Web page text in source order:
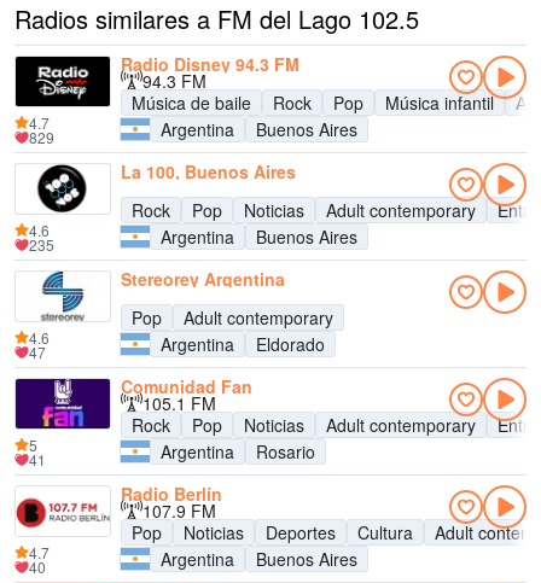
Radios similares a FM del Lago 102.5
Radio Disney 94.3 FM
94.3 FM
Música de baile
Rock Pop Música infantil
Argentina
Buenos Aires
4.7
829
La 100, Buenos Aires
Rock
Pop Noticias Adult contemporary
Argentina
Buenos Aires
4.6
235
Stereorey Argentina
Pop
Adult contemporary
Argentina
Eldorado
4.6
47
Comunidad Fan
105.1 FM
Rock
Pop Noticias Adult contemporary
Argentina
Rosario
5
41
Radio Berlín
107.9 FM
Pop
Noticias Deportes Cultura
Adult
Argentina
Buenos Aires
4.7
40